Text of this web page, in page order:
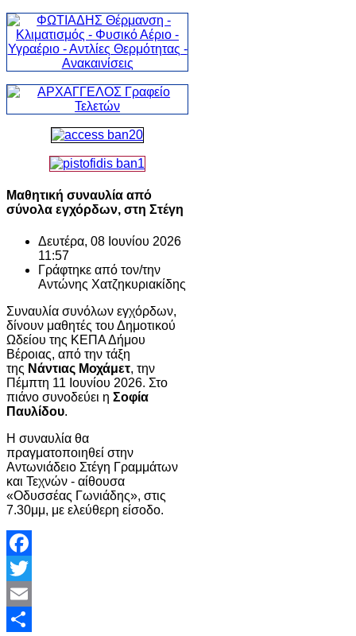
Μαθητική συναυλία από
σύνολα εγχόρδων, στη Στέγη
Δευτέρα, 08 Ιουνίου 2026
11:57
Γράφτηκε από τον/την
Αντώνης Χατζηκυριακίδης
Συναυλία συνόλων εγχόρδων,
δίνουν μαθητές του Δημοτικού
Ωδείου της ΚΕΠΑ Δήμου
Βέροιας, από την τάξη
της Νάντιας Μοχάμετ, την
Πέμπτη 11 Ιουνίου 2026. Στο
πιάνο συνοδεύει η Σοφία
Παυλίδου.
Η συναυλία θα
πραγματοποιηθεί στην
Αντωνιάδειο Στέγη Γραμμάτων
και Τεχνών - αίθουσα
«Οδυσσέας Γωνιάδης», στις
7.30μμ, με ελεύθερη είσοδο.
Facebook
Twitter
Email